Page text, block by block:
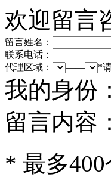
欢迎留言
留言姓名：
联系电话：
代理区域：
—— *
我的身份：
留言内容：
* 最多